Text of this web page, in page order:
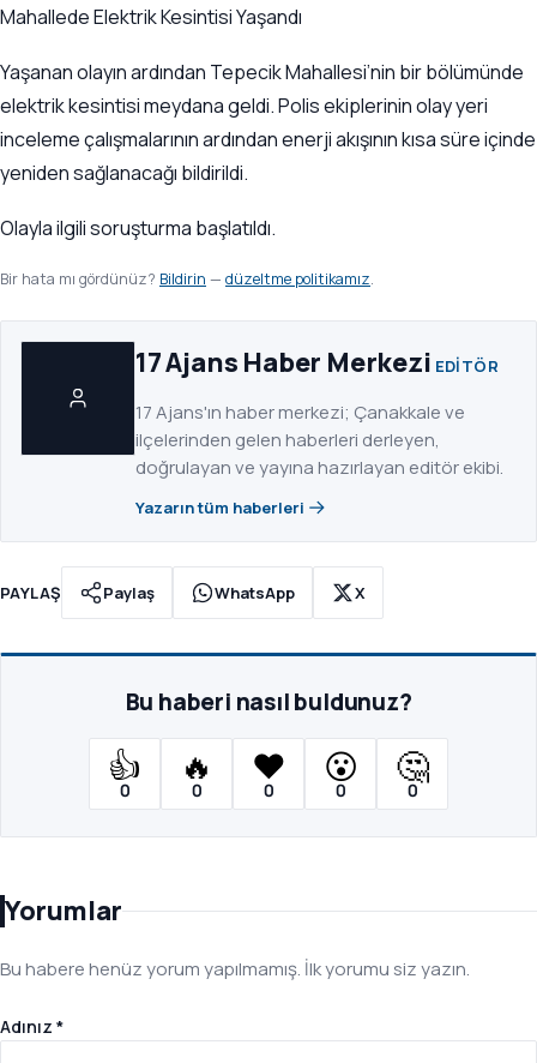
Mahallede Elektrik Kesintisi Yaşandı
Yaşanan olayın ardından Tepecik Mahallesi’nin bir bölümünde
elektrik kesintisi meydana geldi. Polis ekiplerinin olay yeri
inceleme çalışmalarının ardından enerji akışının kısa süre içinde
yeniden sağlanacağı bildirildi.
Olayla ilgili soruşturma başlatıldı.
Bir hata mı gördünüz? Bildirin — düzeltme politikamız.
17 Ajans Haber Merkezi EDITÖR
17 Ajans'ın haber merkezi; Çanakkale ve
ilçelerinden gelen haberleri derleyen,
doğrulayan ve yayına hazırlayan editör ekibi.
Yazarın tüm haberleri
PAYLAŞ Paylaş WhatsApp X
Bu haberi nasıl buldunuz?
👍
0
🔥
0
❤️
0
😮
0
🤔
0
Yorumlar
Bu habere henüz yorum yapılmamış. İlk yorumu siz yazın.
Adınız *